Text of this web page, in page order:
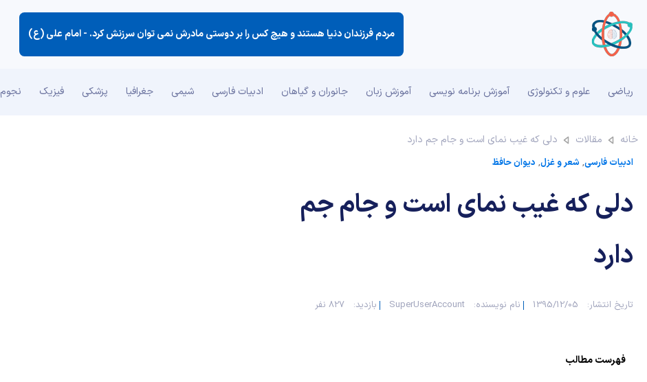
مردم فرزندان دنیا هستند و هیچ كس را بر دوستی مادرش نمی توان سرزنش كرد. -امام علی (ع)
ریاضی علوم و تکنولوژی آموزش برنامه نویسی آموزش زبان جانوران و گیاهان ادبیات فارسی شیمی جغرافیا پزشکی فیزیک نجوم
خانه مقالات دلی که غیب نمای است و جام جم دارد
ادبیات فارسی,شعر و غزل, دیوان حافظ
دلی که غیب نمای است و جام جم
دارد
تاریخ انتشار: 1395/12/05 نام نویسنده: SuperUserAccount بازدید: 827 نفر
فهرست مطالب